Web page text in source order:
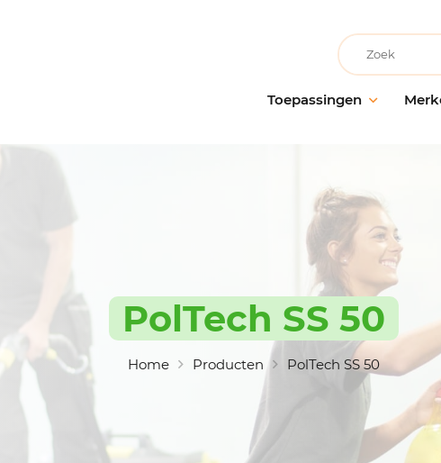
Toepassingen
Medische instellingen
Onderwijsinstellingen
Recreatievoorzieningen
Grootwarenhuizen
Keuken en voedselbereiding
Non-food industrie
Voedingsindustrie
PolBio
PolGreen
PolTech
EchoClean
Caps
Vikan
Recherche
PolTech SS 50
Home Producten PolTech SS 50